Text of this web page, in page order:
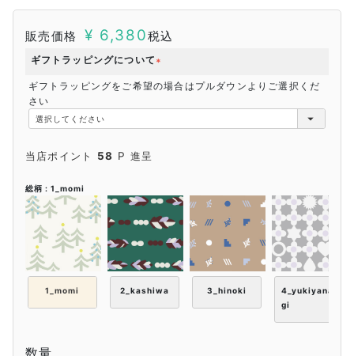
販売価格 ¥ 6,380税込
ギフトラッピングについて
須
)
ギフトラッピングをご希望の場合はプルダウンよりご選択くだ
さい
当店ポイント 58 P 進呈
総柄 1_momi
1_momi 2_kashiwa 3_hinoki
4_yukiyana
gi
ソックス+レッグウォーマーセット